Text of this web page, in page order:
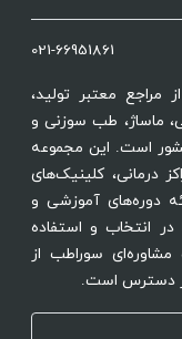
021-66951861
از مراجع معتبر تولید،
ماساژ، طب سوزنی و
است. این مجموعه
درمانی، کلینیک‌های
دوره‌های آموزشی و
در انتخاب و استفاده
سوراطب از